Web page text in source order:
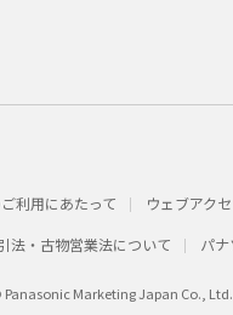
利用にあたって ウェブアク
法・古物営業法について パ
Panasonic Marketing Japan Co., Ltd.